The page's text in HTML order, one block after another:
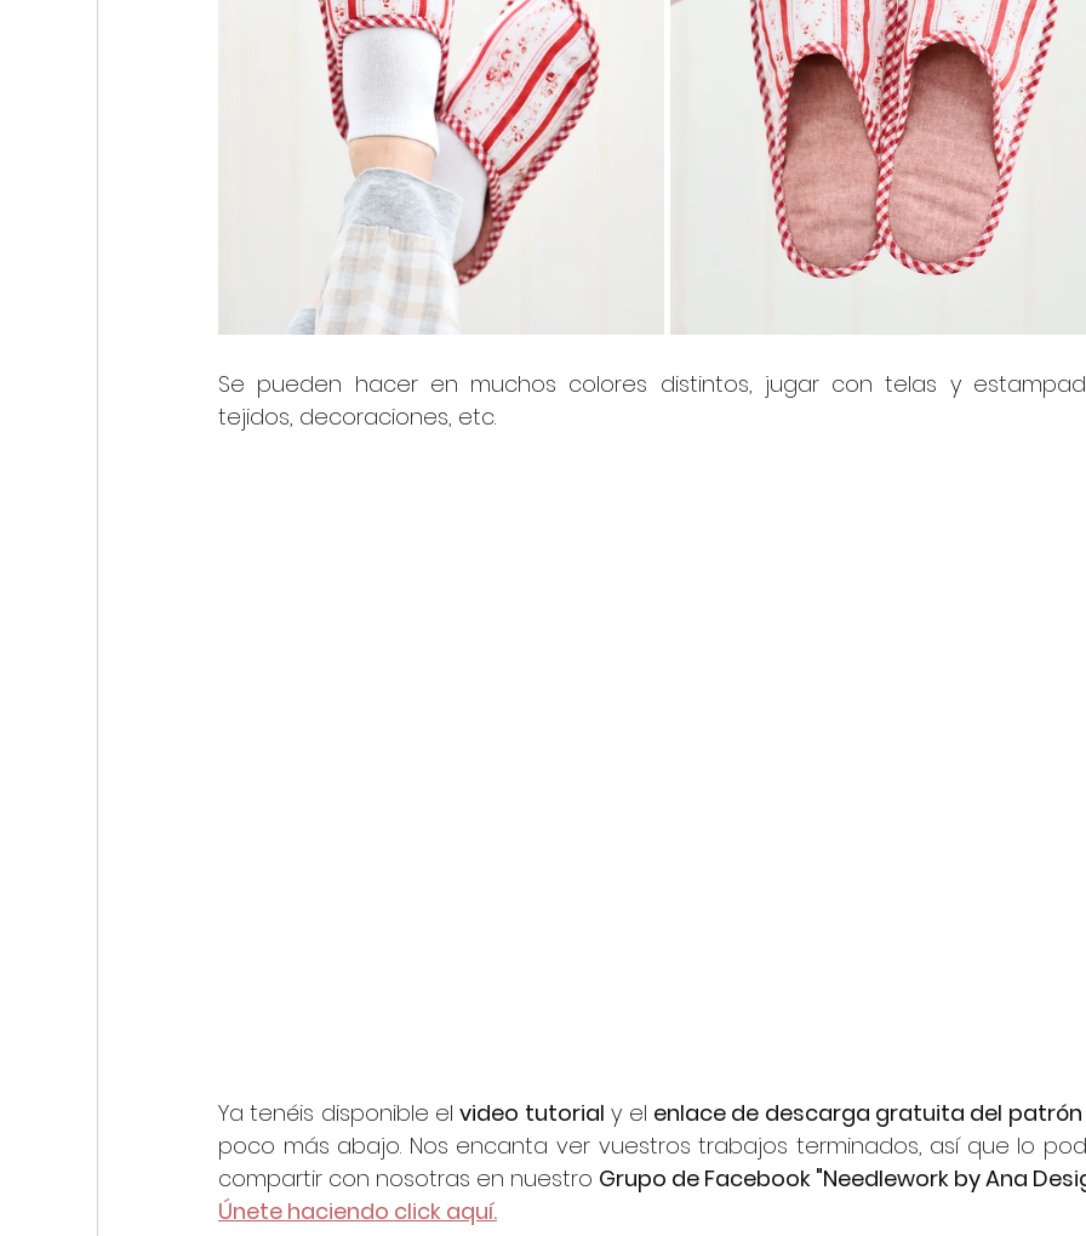
Se pueden hacer en muchos colores distintos, jugar con telas y
tejidos, decoraciones, etc.
Ya tenéis disponible el video tutorial y el enlace de descarga gratuita del patrón
poco más abajo. Nos encanta ver vuestros trabajos terminados, así que lo
compartir con nosotras en nuestro Grupo de Facebook "Needlework by Ana
Únete haciendo click aquí.